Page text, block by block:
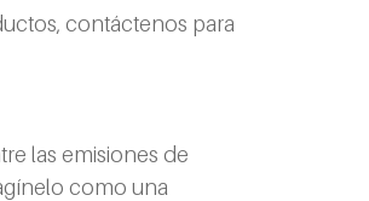
contáctenos para
las emisiones de
como una